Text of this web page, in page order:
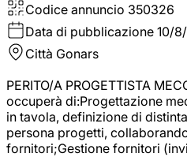
Codice annuncio 350326
Data di pubblicazione 10/
Città Gonars
PERITO/A PROGETTISTA
occuperà di:Progettazione
in tavola, definizione di
persona progetti,
fornitori;Gestione fornitori